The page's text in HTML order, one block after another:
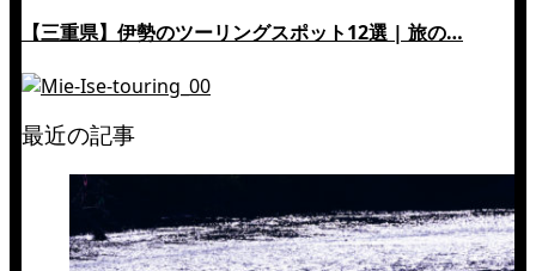
【三重県】伊勢のツーリングスポット12選 | 旅の…
最近の記事